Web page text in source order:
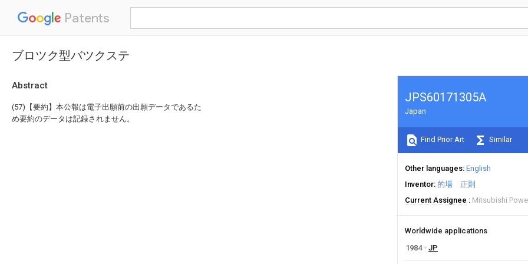
Patents
ブロツク型バツクステ
Abstract
(57)【要約】本公報は電子出願前の出願データであるた
め要約のデータは記録されません。
JPS60171305A
Japan
Find Prior Art Similar
Other languages English
Inventor 的場 正則
Current Assignee
Mitsubishi
Worldwide applications
1984
JP